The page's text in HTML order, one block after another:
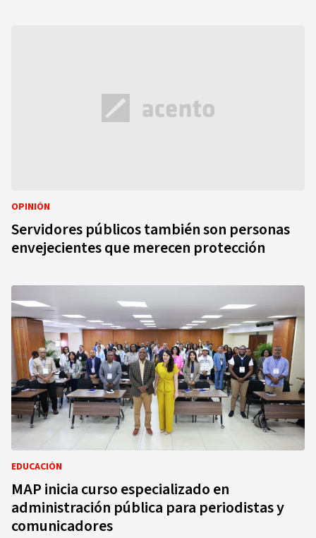
OPINIÓN
Servidores públicos también son personas
envejecientes que merecen protección
EDUCACIÓN
MAP inicia curso especializado en
administración pública para periodistas y
comunicadores